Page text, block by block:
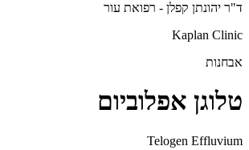
ד"ר יהונתן קפלן - רפואת עור
Kaplan Clinic
אבחנות
טלוגן אפלוביום
Telogen Effluvium